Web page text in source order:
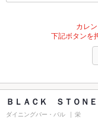
カレ
下記ボタンを
ＢＬＡＣＫ ＳＴＯＮ
ダイニングバー・バル 栄